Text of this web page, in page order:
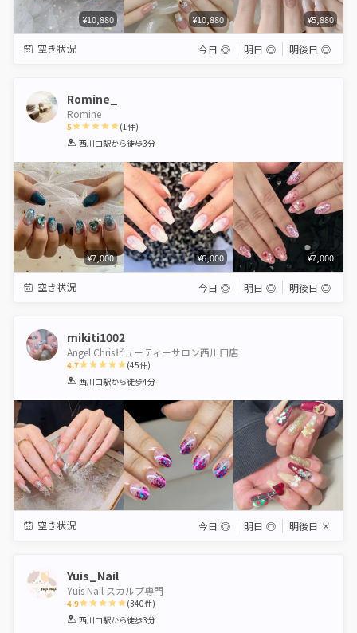
¥10,880 ¥10,880 ¥5,880
空き状況 今日 ◎ 明日 ◎ 明後日 ◎
Romine_
Romine
5
1 2 3 4 5
(1件)
西川口駅から徒歩3分
¥7,000 ¥6,000 ¥7,000
空き状況 今日 ◎ 明日 ◎ 明後日 ◎
mikiti1002
Angel Chrisビューティーサロン西川口店
4.7
1 2 3 4 5
(45件)
西川口駅から徒歩4分
空き状況 今日 ◎ 明日 ◎ 明後日 ×
Yuis_Nail
Yuis Nail スカルプ専門
4.9
1 2 3 4 5
(340件)
西川口駅から徒歩3分